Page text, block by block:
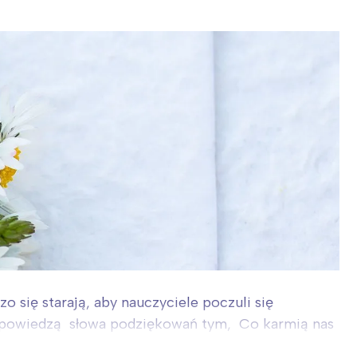
się starają, aby nauczyciele poczuli się
słowa podziękowań tym, Co karmią nas